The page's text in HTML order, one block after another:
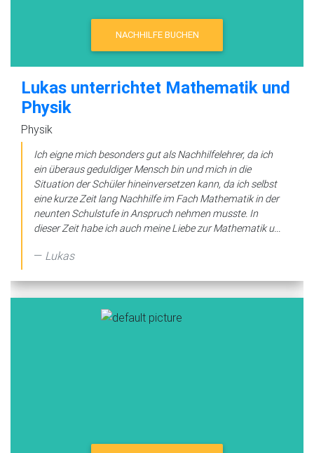
NACHHILFE BUCHEN
Lukas unterrichtet Mathematik und
Physik
Physik
Ich eigne mich besonders gut als Nachhilfelehrer, da ich
ein überaus geduldiger Mensch bin und mich in die
Situation der Schüler hineinversetzen kann, da ich selbst
eine kurze Zeit lang Nachhilfe im Fach Mathematik in der
neunten Schulstufe in Anspruch nehmen musste. In
dieser Zeit habe ich auch meine Liebe zur Mathematik u...
Lukas